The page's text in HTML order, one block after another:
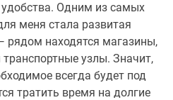
Одним из самых
меня стала развитая
рядом находятся магазины,
узлы. Значит,
всегда будет под
тратить время на долгие